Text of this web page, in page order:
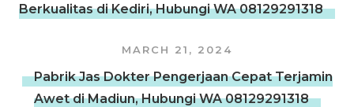
Berkualitas di Kediri, Hubungi WA 08129291318
MARCH 21, 2024
Pabrik Jas Dokter Pengerjaan Cepat Terjamin
Awet di Madiun, Hubungi WA 08129291318